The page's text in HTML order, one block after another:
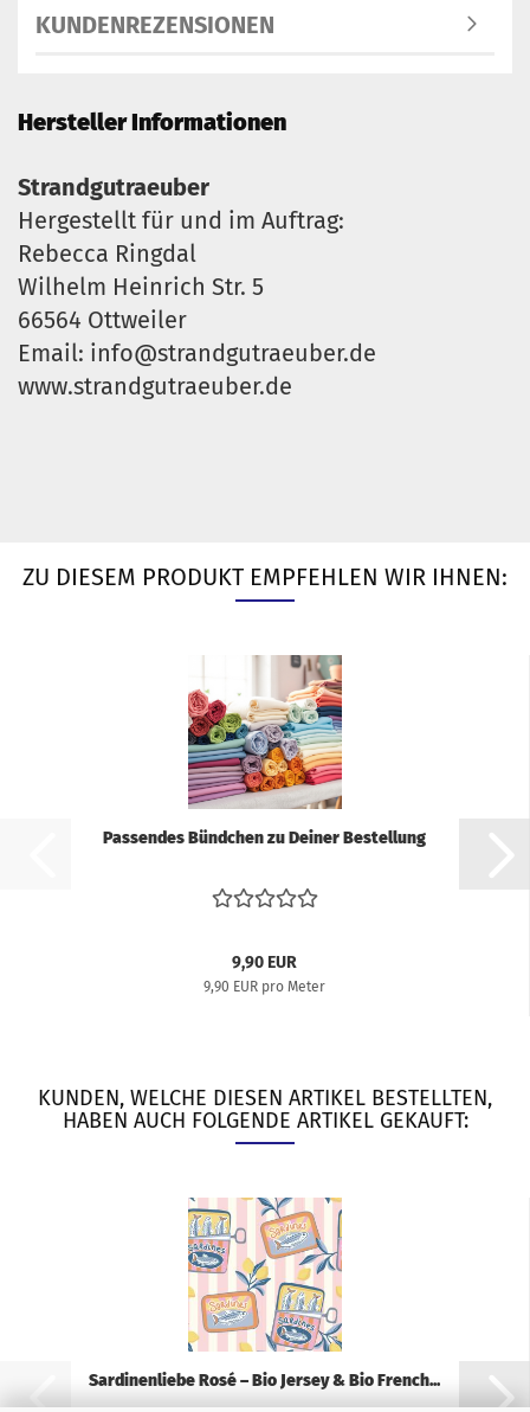
KUNDENREZENSIONEN
Hersteller Informationen
Strandgutraeuber
Hergestellt für und im Auftrag:
Rebecca Ringdal
Wilhelm Heinrich Str. 5
66564 Ottweiler
Email: info@strandgutraeuber.de
www.strandgutraeuber.de
ZU DIESEM PRODUKT EMPFEHLEN WIR IHNEN:
Passendes Bündchen zu Deiner Bestellung
9,90 EUR
9,90 EUR pro Meter
KUNDEN, WELCHE DIESEN ARTIKEL BESTELLTEN,
HABEN AUCH FOLGENDE ARTIKEL GEKAUFT:
Sardinenliebe Rosé – Bio Jersey & Bio French...